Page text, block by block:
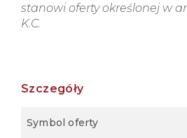
stanowi oferty określonej w
K.C.
Szczegóły
Symbol oferty